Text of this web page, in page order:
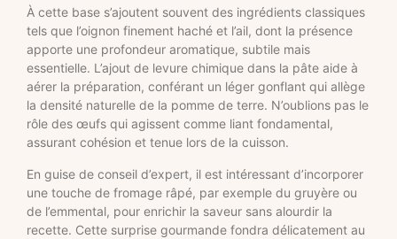
À cette base s’ajoutent souvent des ingrédients classiques
tels que l’oignon finement haché et l’ail, dont la présence
apporte une profondeur aromatique, subtile mais
essentielle. L’ajout de levure chimique dans la pâte aide à
aérer la préparation, conférant un léger gonflant qui allège
la densité naturelle de la pomme de terre. N’oublions pas le
rôle des œufs qui agissent comme liant fondamental,
assurant cohésion et tenue lors de la cuisson.
En guise de conseil d’expert, il est intéressant d’incorporer
une touche de fromage râpé, par exemple du gruyère ou
de l’emmental, pour enrichir la saveur sans alourdir la
recette. Cette surprise gourmande fondra délicatement au